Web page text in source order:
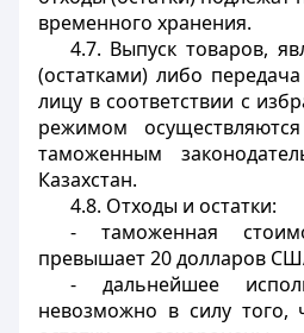
временного хранения.
4.7. Выпуск товаров,
(остатками) либо
лицу в соответствии с
режимом
таможенным
Казахстан.
4.8. Отходы и остатки:
- таможенная
превышает 20 долларов
- дальнейшее
невозможно в силу того,